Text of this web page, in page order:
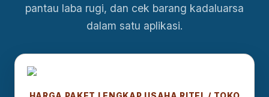
pantau laba rugi, dan cek barang kadaluarsa
dalam satu aplikasi.